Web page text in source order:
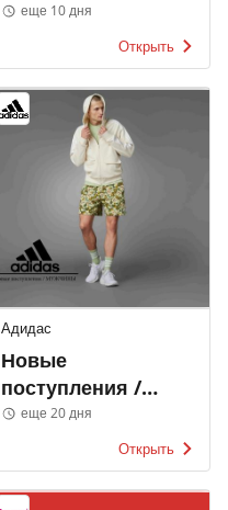
каталоги
еще 10 дня
Открыть
Адидас
Новые
поступления /
МУЖЧИНЫ
еще 20 дня
Открыть